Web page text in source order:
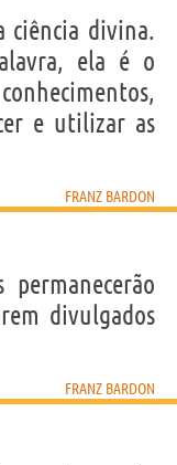
ciência divina.
ela é o
e utilizar as
FRANZ BARDON
divulgados
FRANZ BARDON